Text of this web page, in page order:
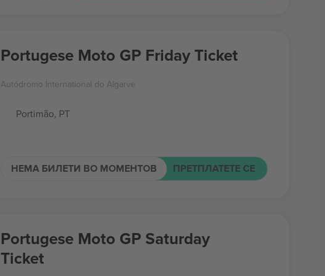
Portugese Moto GP Friday Ticket
Autódromo International do Algarve
Portimão, PT
НЕМА БИЛЕТИ ВО МОМЕНТОВ ПРЕТПЛАТЕТЕ СЕ
Portugese Moto GP Saturday
Ticket